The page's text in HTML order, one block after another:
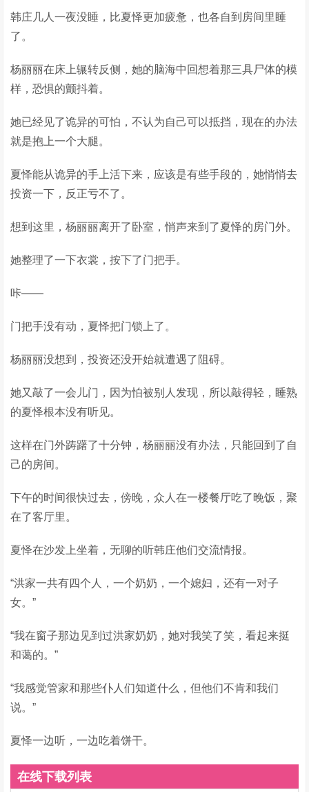
韩庄几人一夜没睡，比夏怿更加疲惫，也各自到房间里睡
了。
杨丽丽在床上辗转反侧，她的脑海中回想着那三具尸体的模
样，恐惧的颤抖着。
她已经见了诡异的可怕，不认为自己可以抵挡，现在的办法
就是抱上一个大腿。
夏怿能从诡异的手上活下来，应该是有些手段的，她悄悄去
投资一下，反正亏不了。
想到这里，杨丽丽离开了卧室，悄声来到了夏怿的房门外。
她整理了一下衣裳，按下了门把手。
咔——
门把手没有动，夏怿把门锁上了。
杨丽丽没想到，投资还没开始就遭遇了阻碍。
她又敲了一会儿门，因为怕被别人发现，所以敲得轻，睡熟
的夏怿根本没有听见。
这样在门外踌躇了十分钟，杨丽丽没有办法，只能回到了自
己的房间。
下午的时间很快过去，傍晚，众人在一楼餐厅吃了晚饭，聚
在了客厅里。
夏怿在沙发上坐着，无聊的听韩庄他们交流情报。
“洪家一共有四个人，一个奶奶，一个媳妇，还有一对子
女。”
“我在窗子那边见到过洪家奶奶，她对我笑了笑，看起来挺
和蔼的。”
“我感觉管家和那些仆人们知道什么，但他们不肯和我们
说。”
夏怿一边听，一边吃着饼干。
在线下载列表